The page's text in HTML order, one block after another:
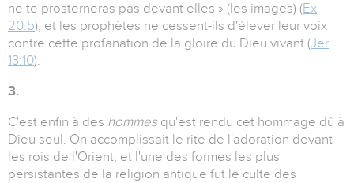
ne te prosterneras pas devant elles » (les images) (Ex
20:5), et les prophètes ne cessent-ils d'élever leur voix
contre cette profanation de la gloire du Dieu vivant (Jer
13:10).
3.
C'est enfin à des hommes qu'est rendu cet hommage dû à
Dieu seul. On accomplissait le rite de l'adoration devant
les rois de l'Orient, et l'une des formes les plus
persistantes de la religion antique fut le culte des